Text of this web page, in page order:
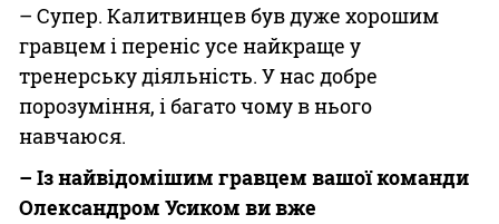
– Супер. Калитвинцев був дуже хорошим
гравцем і переніс усе найкраще у
тренерську діяльність. У нас добре
порозуміння, і багато чому в нього
навчаюся.
– Із найвідомішим гравцем вашої команди
Олександром Усиком ви вже